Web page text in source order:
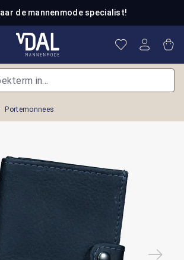
de mannenmode specialist!
Je hebt 0
Portemonnees